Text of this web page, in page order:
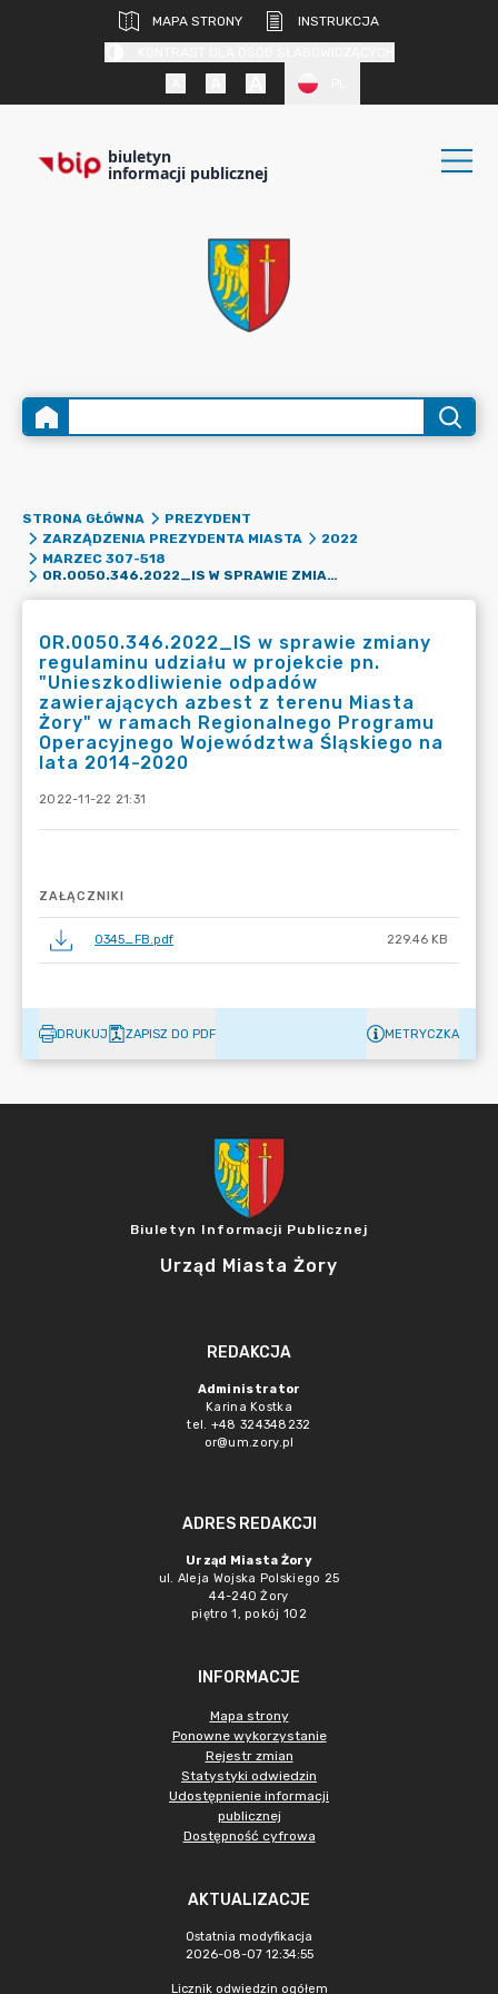
MAPA STRONY
INSTRUKCJA
biuletyn
informacji publicznej
STRONA GŁÓWNA
PREZYDENT
ZARZĄDZENIA PREZYDENTA MIASTA
2022
MARZEC 307-518
OR.0050.346.2022_IS W SPRAWIE ZMIANY REGULAMINU UDZIAŁU W PROJEKCIE PN. "UNIESZKODLIWIENIE ODPADÓW ZAWIERAJĄCYCH AZBEST Z TERENU MIASTA ŻORY" W RAMACH REGIONALNEGO PROGRAMU OPERACYJNEGO WOJEWÓDZTWA ŚLĄSKIEGO NA LATA 2014-2020
OR.0050.346.2022_IS w sprawie zmiany
regulaminu udziału w projekcie pn.
"Unieszkodliwienie odpadów
zawierających azbest z terenu Miasta
Żory" w ramach Regionalnego Programu
Operacyjnego Województwa Śląskiego na
lata 2014-2020
2022-11-22 21:31
ZAŁĄCZNIKI
0345_FB.pdf 229.46 KB
DRUKUJ ZAPISZ DO PDF METRYCZKA
Biuletyn Informacji Publicznej
Urząd Miasta Żory
REDAKCJA
Administrator
Karina Kostka
tel. +48 324348232
or@um.zory.pl
ADRES REDAKCJI
Urząd Miasta Żory
ul. Aleja Wojska Polskiego 25
44-240 Żory
piętro 1, pokój 102
INFORMACJE
Mapa strony
Ponowne wykorzystanie
Rejestr zmian
Statystyki odwiedzin
Udostępnienie informacji
publicznej
Dostępność cyfrowa
AKTUALIZACJE
Ostatnia modyfikacja
2026-08-07 12:34:55
Licznik odwiedzin ogółem